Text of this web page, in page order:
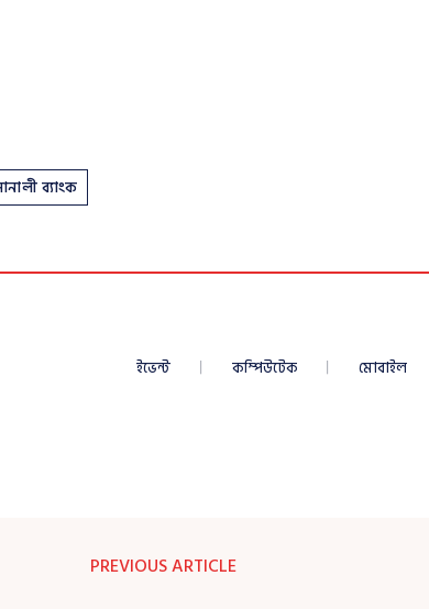
ব্যাংক
ইভেন্ট কম্পিউটেক মোবাইল
PREVIOUS ARTICLE